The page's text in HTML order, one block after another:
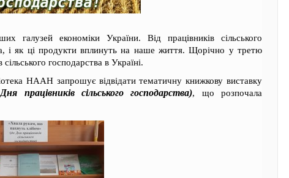
галузей економіки України. Від працівників сільського
і як ці продукти вплинуть на наше життя. Щорічно у третю
господарства в Україні.
НААН запрошує відвідати тематичну книжкову виставку
сільського господарства), що розпочала